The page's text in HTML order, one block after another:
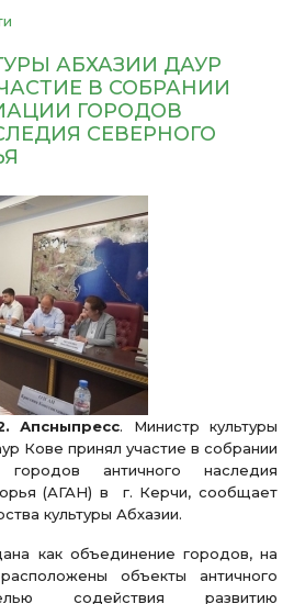
АБХАЗИИ ДАУР
В СОБРАНИИ
ГОРОДОВ
СЕВЕРНОГО
Апсныпресс. Министр культуры
Кове принял участие в собрании
античного наследия
(АГАН) в г. Керчи, сообщает
культуры Абхазии.
как объединение городов, на
объекты античного
содействия развитию